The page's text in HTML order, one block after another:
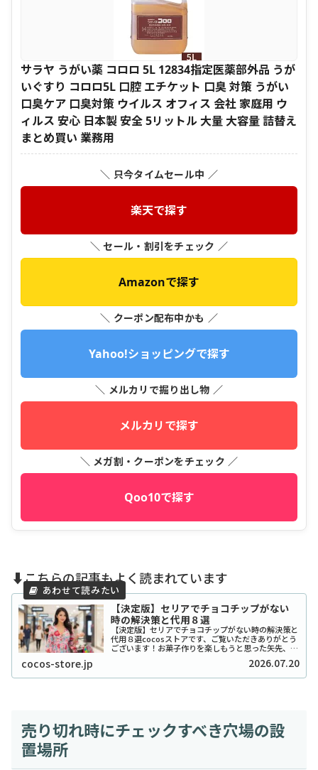
サラヤ うがい薬 コロロ 5L 12834指定医薬部外品 うが
いぐすり コロロ5L 口腔 エチケット 口臭 対策 うがい
口臭ケア 口臭対策 ウイルス オフィス 会社 家庭用 ウ
ィルス 安心 日本製 安全 5リットル 大量 大容量 詰替え
まとめ買い 業務用
＼ 只今タイムセール中 ／
楽天で探す
＼ セール・割引をチェック ／
Amazonで探す
＼ クーポン配布中かも ／
Yahoo!ショッピングで探す
＼ メルカリで掘り出し物 ／
メルカリで探す
＼ メガ割・クーポンをチェック ／
Qoo10で探す
⬇️こちらの記事もよく読まれています
【決定版】セリアでチョコチップがない
時の解決策と代用８選
【決定版】セリアでチョコチップがない時の解決策と
代用８選cocosストアです、ご覧いただきありがとう
ございます！お菓子作りを楽しもうと思った矢先、セ
リアでチョコチップが「ない！」と困ったことはあり
ませんか？実は私も、クッキーを焼こうとした日...
cocos-store.jp 2026.07.20
売り切れ時にチェックすべき穴場の設
置場所